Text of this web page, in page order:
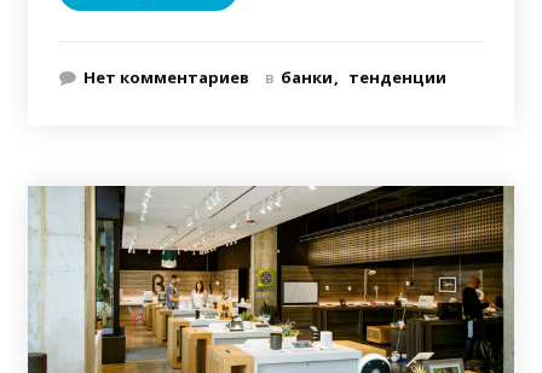
Нет комментариев в банки тенденции